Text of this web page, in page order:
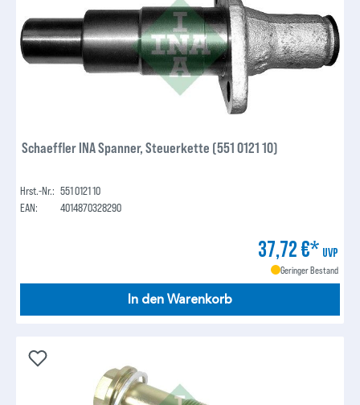
Schaeffler INA Spanner, Steuerkette (551 0121 10)
Hrst.-Nr.: 551 0121 10
EAN:
4014870328290
37,72 €* UVP
Geringer Bestand
In den Warenkorb